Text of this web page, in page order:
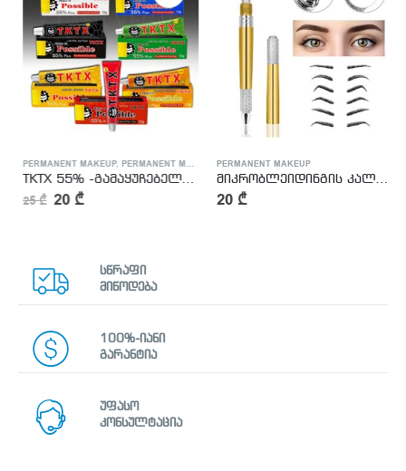
,TATTOO MASTER SUPPLIES TATTOO SUPPLY
PERMANENT MAKEUP,PERMANENT MAKEUP MASTER TOOLS ,TATTOO MASTER SUPPLIES
TKTX 55% -გამაყუჩებელი მალამო
25₾ 20₾
PERMANENT MAKEUP
მიკრობლეიდინგის კალამი
20 ₾
სწრაფი
მიწოდება
100%-იანი
გარანტია
უფასო
კონსულტაცია